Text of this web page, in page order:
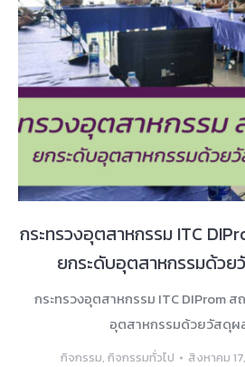
กระทรวงอุตสาหกรรม ITC
ยกระดับอุตสาหกรรมด้ว
กระทรวงอุตสาหกรรม ITC DIProm
อุตสาหกรรมด้วยวัสดุ
กิจกรรม, กิจกรรมทั่วไป สิงหาคม